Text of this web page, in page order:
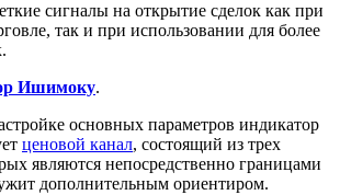
сигналы на открытие сделок как при
так и при использовании для более
Ишимоку.
основных параметров индикатор
ценовой канал, состоящий из трех
являются непосредственно границами
дополнительным ориентиром.